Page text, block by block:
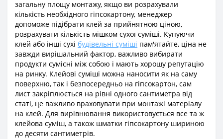
загальну площу монтажу, якщо ви розрахували
кількість необхідного гіпсокартону, менеджер
допоможе підібрати клей за прийнятною ціною,
розрахувати кількість мішком сухої суміші. Купуючи
клей або інші сухі будівельні суміші пам'ятайте, ціна не
завжди вирішальний фактор, важливо вибирати
продукти сумісні між собою і мають хорошу репутацію
на ринку. Клейові суміші можна наносити як на саму
поверхню, так і безпосередньо на гіпсокартон, сам
лист закріплюється на рівні одного сантиметра від
статі, це важливо враховувати при монтажі матеріалу
на клей. Для вирівнювання використовується все та ж
клейова суміш, а також шматки гіпсокартону шириною
до десяти сантиметрів.